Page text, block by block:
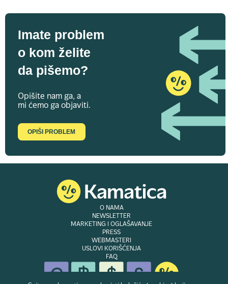
Imate problem
o kom želite
da pišemo?
Opišite nam ga, a
mi ćemo ga objaviti.
OPIŠI PROBLEM
O NAMA
NEWSLETTER
MARKETING I OGLAŠAVANJE
PRESS
WEBMASTERI
USLOVI KORIŠĆENJA
FAQ